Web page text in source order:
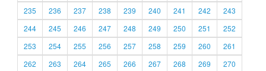
235
236 237 238 239 240 241 242
243
244
245 246 247 248 249 250 251
252
253
254 255 256 257 258 259 260
261
262
263 264 265 266 267 268 269
270